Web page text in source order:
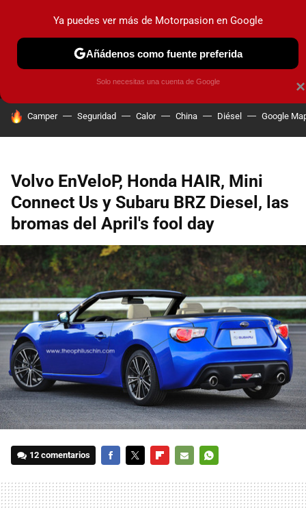
MENÚ NUEVO
COCHES ELÉCTRICOS OBSERVATORIO
HOY SE HABLA DE
Camper Seguridad Calor China Diésel Google
Volvo EnVeloP, Honda HAIR, Mini
Connect Us y Subaru BRZ Diesel, las
bromas del April's fool day
12 comentarios
MAIL
×
Ya puedes ver más de Motorpasion en Google
Añádenos como fuente preferida
Solo necesitas una cuenta de Google